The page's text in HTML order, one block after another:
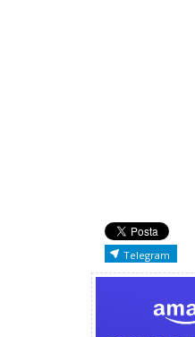
Telegram